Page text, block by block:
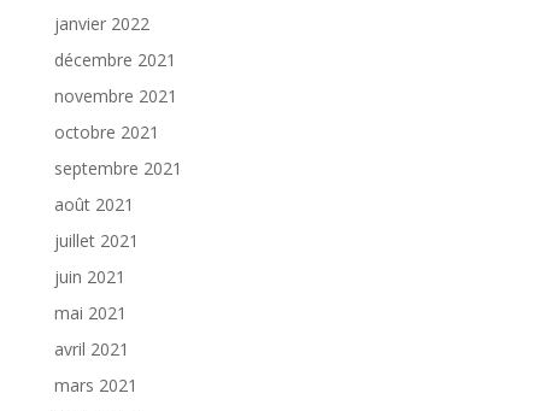
janvier 2022
décembre 2021
novembre 2021
octobre 2021
septembre 2021
août 2021
juillet 2021
juin 2021
mai 2021
avril 2021
mars 2021